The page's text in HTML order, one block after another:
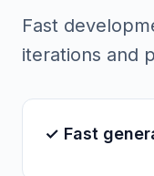
Fast
iterations and
✓ Fast